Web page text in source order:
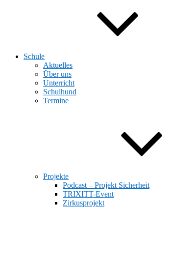
Schule
Aktuelles
Über uns
Unterricht
Schulhund
Termine
Projekte
Podcast – Projekt Sicherheit
TRIXITT-Event
Zirkusprojekt